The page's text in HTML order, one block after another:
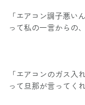
「エアコン調子悪い
って私の一言からの、
「エアコンのガス入
って旦那が言ってく